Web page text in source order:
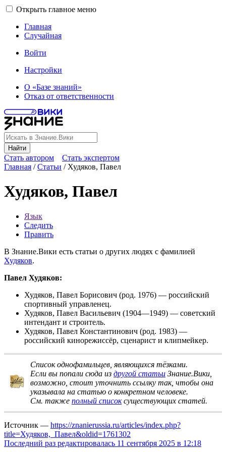
Открыть главное меню
Главная
Случайная
Войти
Настройки
О «Базе знаний»
Отказ от ответственности
Найти
Стать автором
Стать экспертом
Главная /Статьи / Худяков, Павел
Худяков, Павел
Язык
Следить
Править
В Знание.Вики есть статьи о других людях с фамилией
Худяков.
Павел Худяков:
Худяков, Павел Борисович (род. 1976) — российский
спортивный управленец.
Худяков, Павел Васильевич (1904—1949) — советский
интендант и строитель.
Худяков, Павел Константинович (род. 1983) —
российский кинорежиссёр, сценарист и клипмейкер.
Список однофамильцев, являющихся тёзками.
Если вы попали сюда из другой статьи Знание.Вики,
возможно, стоит уточнить ссылку так, чтобы она
указывала на статью о конкретном человеке.
См. также полный списоксуществующих статей.
Источник — https://znanierussia.ru/articles/index.php?
title=Худяков,_Павел&oldid=1761302
Последний раз редактировалась 11 сентября 2025 в 12:18